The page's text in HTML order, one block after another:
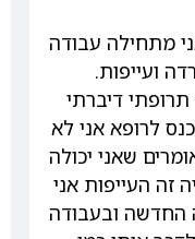
מתחילה עבודה
ועייפות.
דיברתי
לרופא אני לא
שאני יכולה
זה העייפות אני
ובעבודה